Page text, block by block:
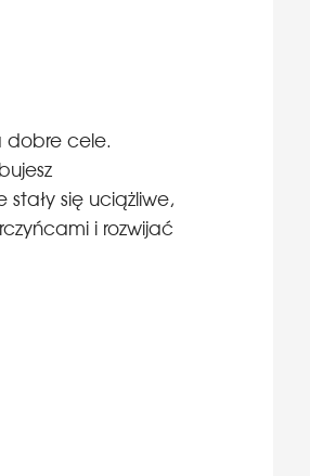
dobre cele.
się uciążliwe,
i rozwijać